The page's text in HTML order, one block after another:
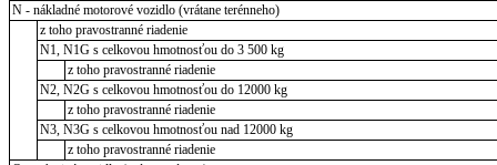
N - nákladné motorové vozidlo (vrátane terénneho)
z toho pravostranné riadenie
N1, N1G s celkovou hmotnosťou do 3 500 kg
z toho pravostranné riadenie
N2, N2G s celkovou hmotnosťou do 12000 kg
z toho pravostranné riadenie
N3, N3G s celkovou hmotnosťou nad 12000 kg
z toho pravostranné riadenie